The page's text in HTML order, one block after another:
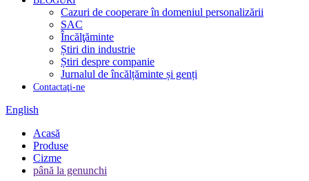
Cazuri de cooperare în domeniul personalizării
SAC
Încălţăminte
Știri din industrie
Știri despre companie
Jurnalul de încălțăminte și genți
Contactaţi-ne
English
Acasă
Produse
Cizme
până la genunchi